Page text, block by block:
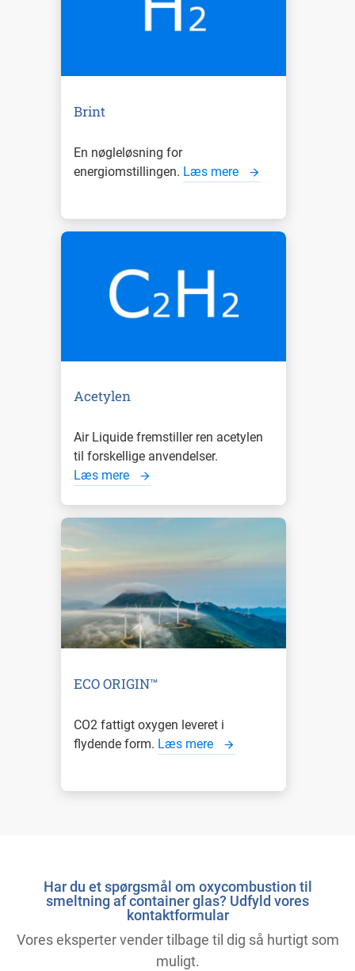
Brint
En nøgleløsning for
energiomstillingen. Læs mere
Acetylen
Air Liquide fremstiller ren acetylen
til forskellige anvendelser.
Læs mere
ECO ORIGIN™
CO2 fattigt oxygen leveret i
flydende form. Læs mere
Har du et spørgsmål om oxycombustion til
smeltning af container glas? Udfyld vores
kontaktformular
Vores eksperter vender tilbage til dig så hurtigt som
muligt.